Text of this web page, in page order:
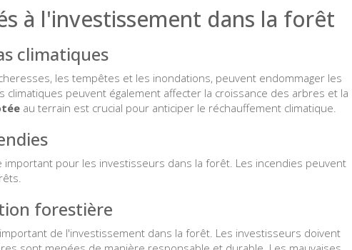
à l'investissement dans la forêt
climatiques
les tempêtes et les inondations, peuvent endommager les
climatiques peuvent également affecter la croissance des arbres et la
au terrain est crucial pour anticiper le réchauffement climatique.
pour les investisseurs dans la forêt. Les incendies peuvent
forestière
de l'investissement dans la forêt. Les investisseurs doivent